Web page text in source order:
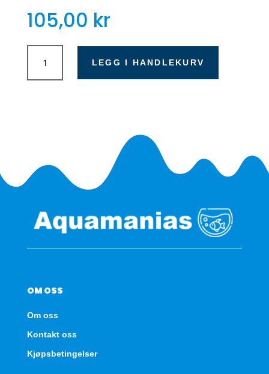
105,00 kr
Fluval
Flex/Spec
filtermatte
LEGG I HANDLEKURV
OM OSS
Om oss
Kontakt oss
Kjøpsbetingelser